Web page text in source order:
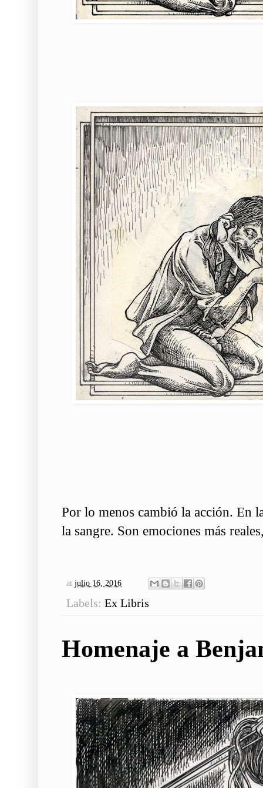
Por lo menos cambió la acción. En
la sangre. Son emociones más
at julio 16, 2016
Labels: Ex Libris
Homenaje a